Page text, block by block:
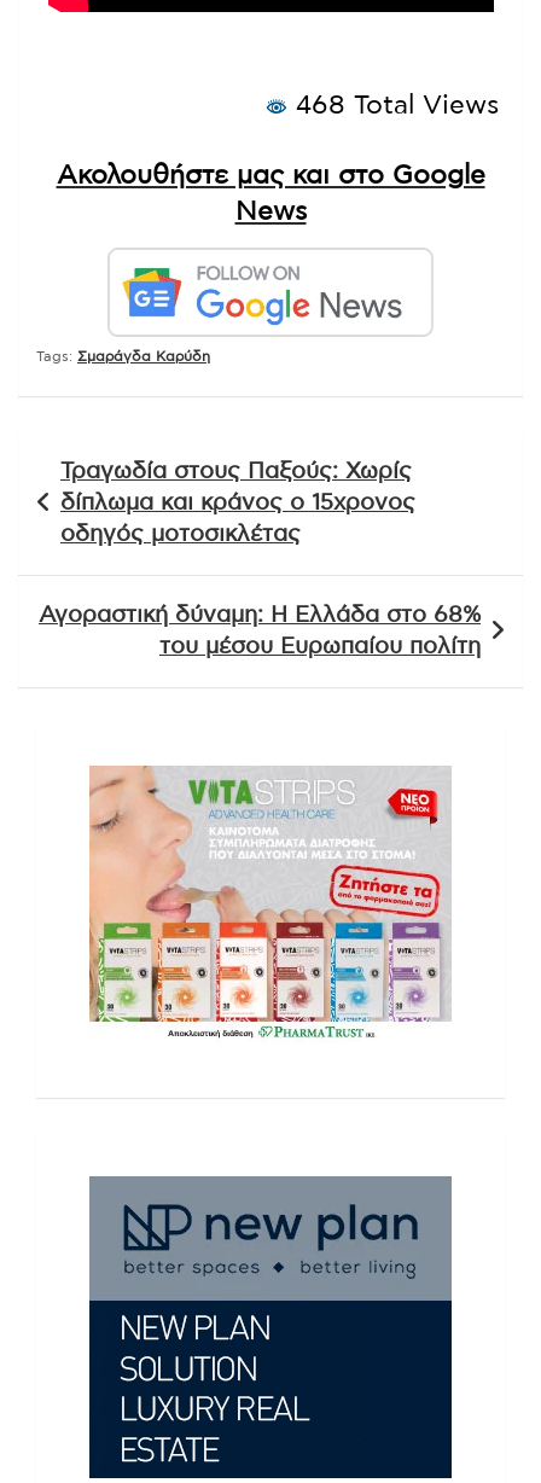
468 Total Views
Ακολουθήστε μας και στο Google
News
Tags: Σμαράγδα Καρύδη
άρθρων
Τραγωδία στους Παξούς: Χωρίς
δίπλωμα και κράνος ο 15χρονος
οδηγός μοτοσικλέτας
Αγοραστική δύναμη: Η Ελλάδα στο 68%
του μέσου Ευρωπαίου πολίτη